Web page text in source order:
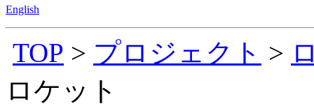
English
TOP > プロジェクト >
ロケット